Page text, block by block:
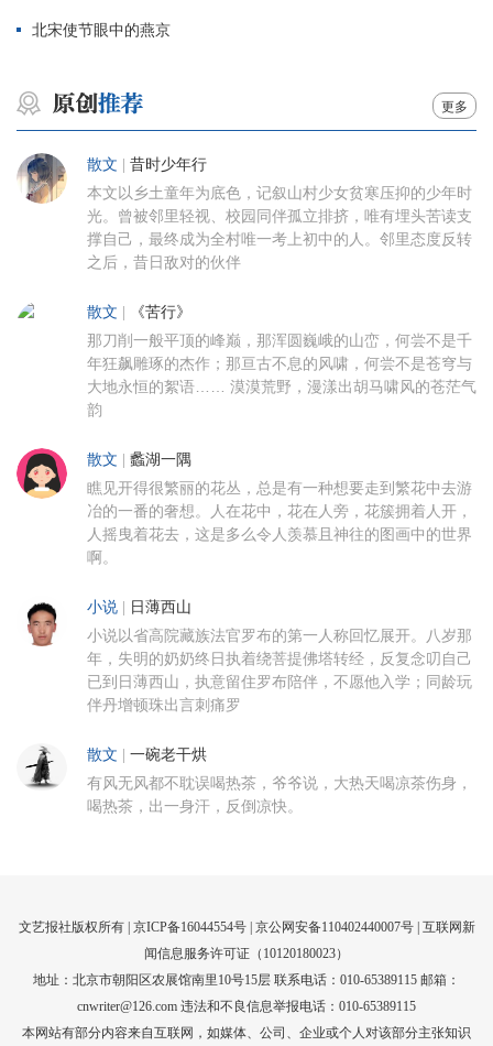
北宋使节眼中的燕京
更多
散文 昔时少年行
本文以乡土童年为底色，记叙山村少女贫寒压抑的少年时
光。曾被邻里轻视、校园同伴孤立排挤，唯有埋头苦读支
撑自己，最终成为全村唯一考上初中的人。邻里态度反转
之后，昔日敌对的伙伴
散文 《苦行》
那刀削一般平顶的峰巅，那浑圆巍峨的山峦，何尝不是千
年狂飙雕琢的杰作；那亘古不息的风啸，何尝不是苍穹与
大地永恒的絮语…… 漠漠荒野，漫漾出胡马啸风的苍茫气
韵
散文 蠡湖一隅
瞧见开得很繁丽的花丛，总是有一种想要走到繁花中去游
冶的一番的奢想。人在花中，花在人旁，花簇拥着人开，
人摇曳着花去，这是多么令人羡慕且神往的图画中的世界
啊。
小说 日薄西山
小说以省高院藏族法官罗布的第一人称回忆展开。八岁那
年，失明的奶奶终日执着绕菩提佛塔转经，反复念叨自己
已到日薄西山，执意留住罗布陪伴，不愿他入学；同龄玩
伴丹增顿珠出言刺痛罗
散文 一碗老干烘
有风无风都不耽误喝热茶，爷爷说，大热天喝凉茶伤身，
喝热茶，出一身汗，反倒凉快。
文艺报社版权所有 | 京ICP备16044554号| 京公网安备110402440007号 | 互联网新
闻信息服务许可证（10120180023）
地址：北京市朝阳区农展馆南里10号15层 联系电话：010-65389115 邮箱：
cnwriter@126.com 违法和不良信息举报电话：010-65389115
本网站有部分内容来自互联网，如媒体、公司、企业或个人对该部分主张知识